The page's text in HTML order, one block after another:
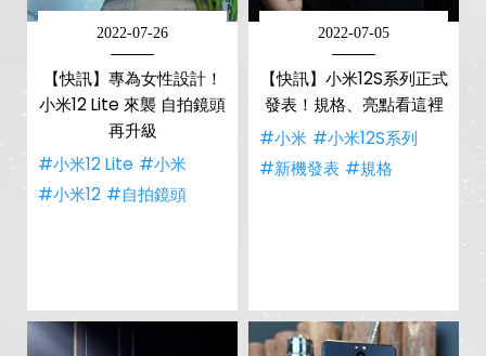
2022-07-26
【快訊】專為女性設計！
小米12 Lite 來襲 自拍鏡頭
再升級
#小米12 Lite #小米
#小米12 #自拍鏡頭
2022-07-05
【快訊】小米12S系列正式
發表！規格、亮點看這裡
#小米 #小米12S系列
#新機發表 #規格